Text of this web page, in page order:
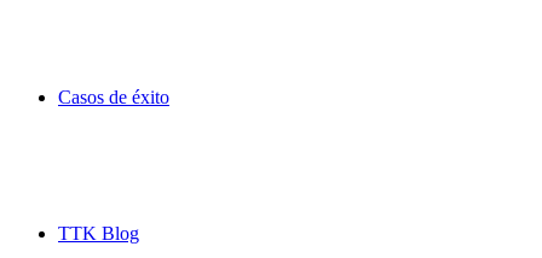
Casos de éxito
TTK Blog